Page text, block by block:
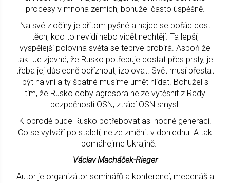
procesy v mnoha zemích, bohužel často úspěšně.
Na své zločiny je přitom pyšné a najde se pořád dost
těch, kdo to nevidí nebo vidět nechtějí. Ta lepší,
vyspělejší polovina světa se teprve probírá. Aspoň že
tak. Je zjevné, že Rusko potřebuje dostat přes prsty, je
třeba jej důsledně odříznout, izolovat. Svět musí přestat
být naivní a ty špatné musíme umět hlídat. Bohužel s
tím, že Rusko coby agresora nelze vytěsnit z Rady
bezpečnosti OSN, ztrácí OSN smysl.
K obrodě bude Rusko potřebovat asi hodně generací.
Co se vytváří po staletí, nelze změnit v dohlednu. A tak
– pomáhejme Ukrajině.
Václav Macháček-Rieger
Autor je organizátor seminářů a konferencí, mecenáš a